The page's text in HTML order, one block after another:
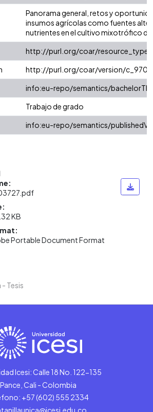
Panorama general, retos y
insumos agrícolas como fuentes
nutrientes en el cultivo mixotrófico de
http://purl.org/coar/resource_type/
http://purl.org/coar/version/
info:eu-repo/semantics/
Trabajo de grado
info:eu-repo/semantics/
KB
Portable Document Format
Tesis
Icesi: Calle 18 No. 122-135
Pance, Cali - Colombia
+57 (602) 555 2334